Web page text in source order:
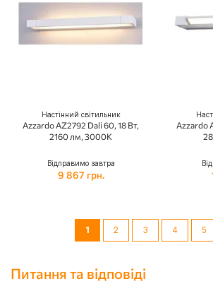
Настінний світильник
Azzardo AZ2792 Dali 60, 18 Вт,
2160 лм, 3000K
Відправимо завтра
9 867 грн.
Azzardo
You're currently reading
1 Сторінка
2 Сторінка
3 Сторінка
4 5
Питання та відповіді